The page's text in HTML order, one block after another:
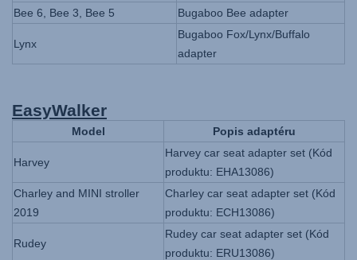
Bee 6, Bee 3, Bee 5
Bugaboo Bee adapter
Lynx
Bugaboo Fox/Lynx/Buffalo
adapter
EasyWalker
Model Popis adaptéru
Harvey
Harvey car seat adapter set (Kód
produktu: EHA13086)
Charley and MINI stroller
2019
Charley car seat adapter set (Kód
produktu: ECH13086)
Rudey
Rudey car seat adapter set (Kód
produktu: ERU13086)